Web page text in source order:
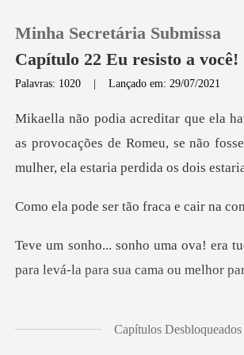
Loja
Histórico
Minha Secretária Submissa
Capítulo 22 Eu resisto a você!
Palavras: 1020 |Lançado em: 29/07/2021
as provocações de Romeu, se não
tão fraca e cair
para levá-la par
Capítulos Desbloqueados